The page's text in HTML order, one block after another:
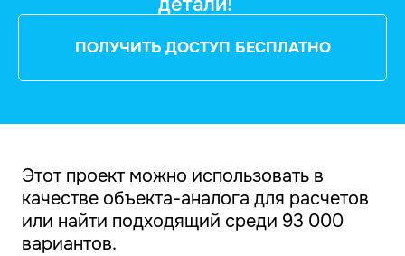
ПОЛУЧИТЬ ДОСТУП БЕСПЛАТНО
Этот проект можно использовать в
качестве объекта-аналога для расчетов
или найти подходящий среди 93 000
вариантов.